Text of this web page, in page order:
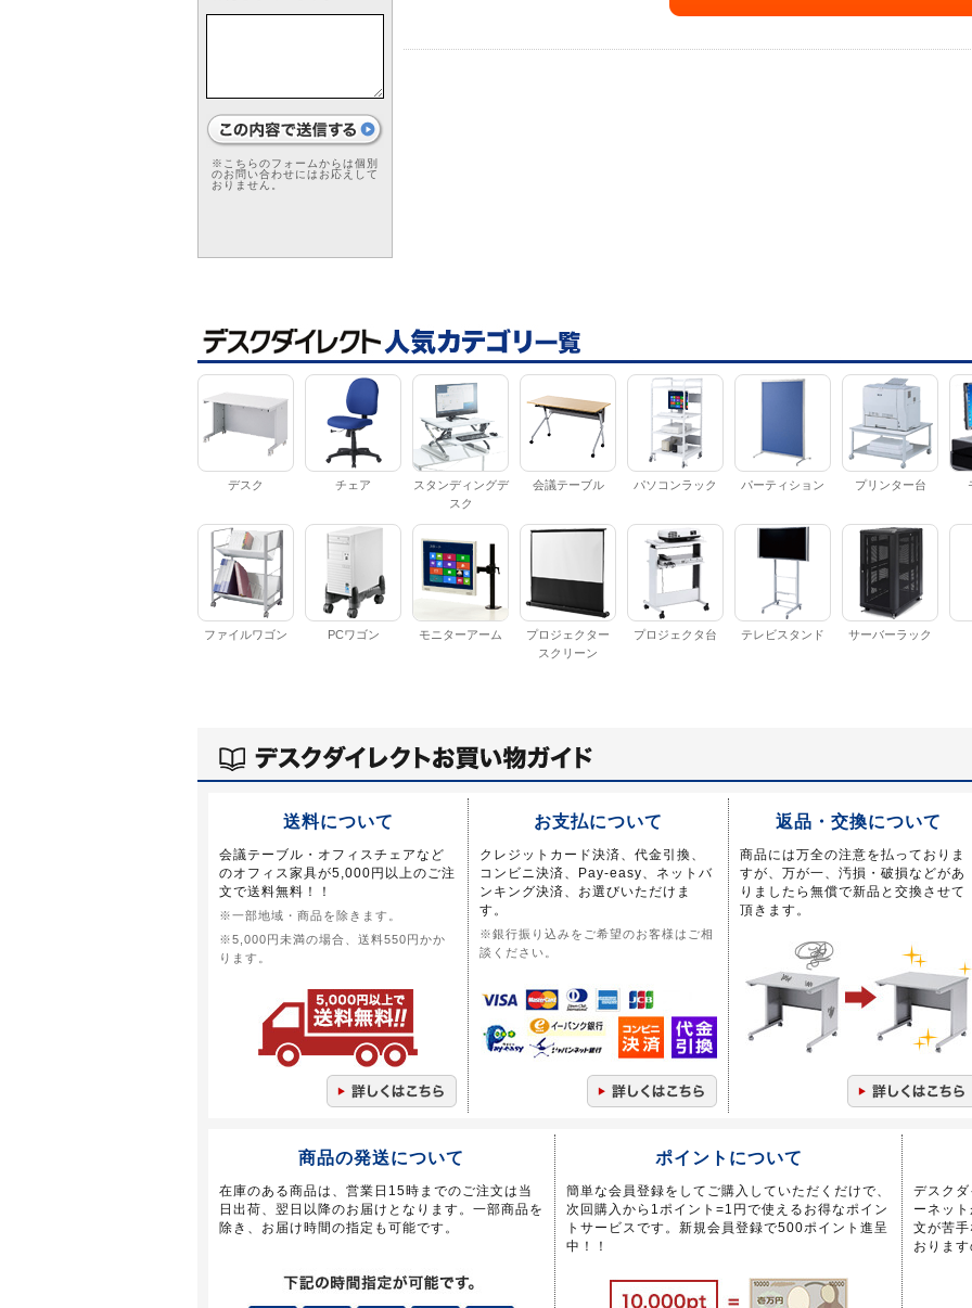
※こちらのフォームからは個別
のお問い合わせにはお応えして
おりません。
デスク チェア
スタンディングデ
スク
会議テーブル パソコンラック パーティション プリンター台
ファイルワゴン PCワゴン モニターアーム
プロジェクター
スクリーン
プロジェクタ台 テレビスタンド サーバーラック
送料について
会議テーブル・オフィスチェアなど
のオフィス家具が5,000円以上のご注
文で送料無料！！
※一部地域・商品を除きます。
※5,000円未満の場合、送料550円かか
ります。
お支払について
クレジットカード決済、代金引換、
コンビニ決済、Pay-easy、ネットバ
ンキング決済、お選びいただけま
す。
※銀行振り込みをご希望のお客様はご相
談ください。
返品・交換について
商品には万全の注意を払っておりま
すが、万が一、汚損・破損などがあ
りましたら無償で新品と交換させて
頂きます。
商品の発送について
在庫のある商品は、営業日15時までのご注文は当
日出荷、翌日以降のお届けとなります。一部商品を
除き、お届け時間の指定も可能です。
ポイントについて
簡単な会員登録をしてご購入していただくだけで、
次回購入から1ポイント=1円で使えるお得なポイン
トサービスです。新規会員登録で500ポイント進呈
中！！
デスク
ーネッ
文が苦
おります